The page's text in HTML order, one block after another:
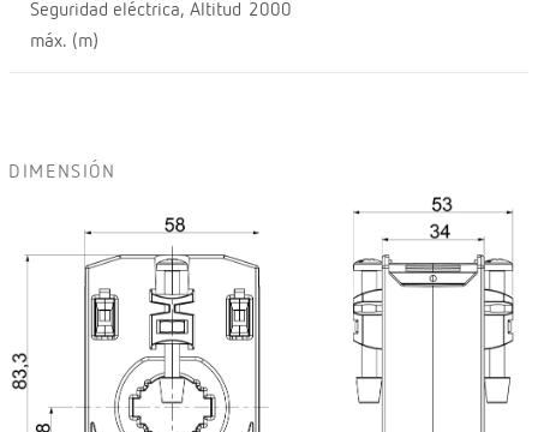
Seguridad eléctrica, Altitud
máx. (m)
2000
DIMENSIÓN